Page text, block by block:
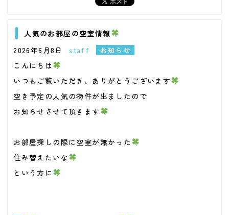
人気のお部屋の空室情報
2026年6月8日
staff
お知らせ
こんにちは
いつもご覧いただき、ありがとうございます
空き予定の人気の物件が出ましたので
お知らせさせて頂きます
お部屋探しの際に空室が無かった
住み替えたいな
という方に